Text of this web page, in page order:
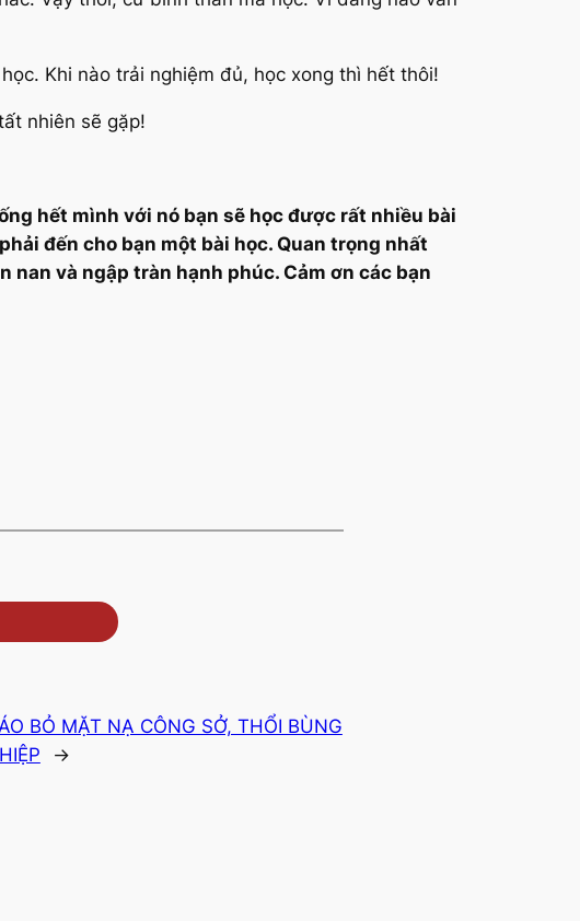
Khi nào trải nghiệm đủ, học xong thì hết thôi!
nhiên sẽ gặp!
hết mình với nó bạn sẽ học được rất nhiều bài
đến cho bạn một bài học. Quan trọng nhất
và ngập tràn hạnh phúc. Cảm ơn các bạn
BỎ MẶT NẠ CÔNG SỞ, THỔI BÙNG
→